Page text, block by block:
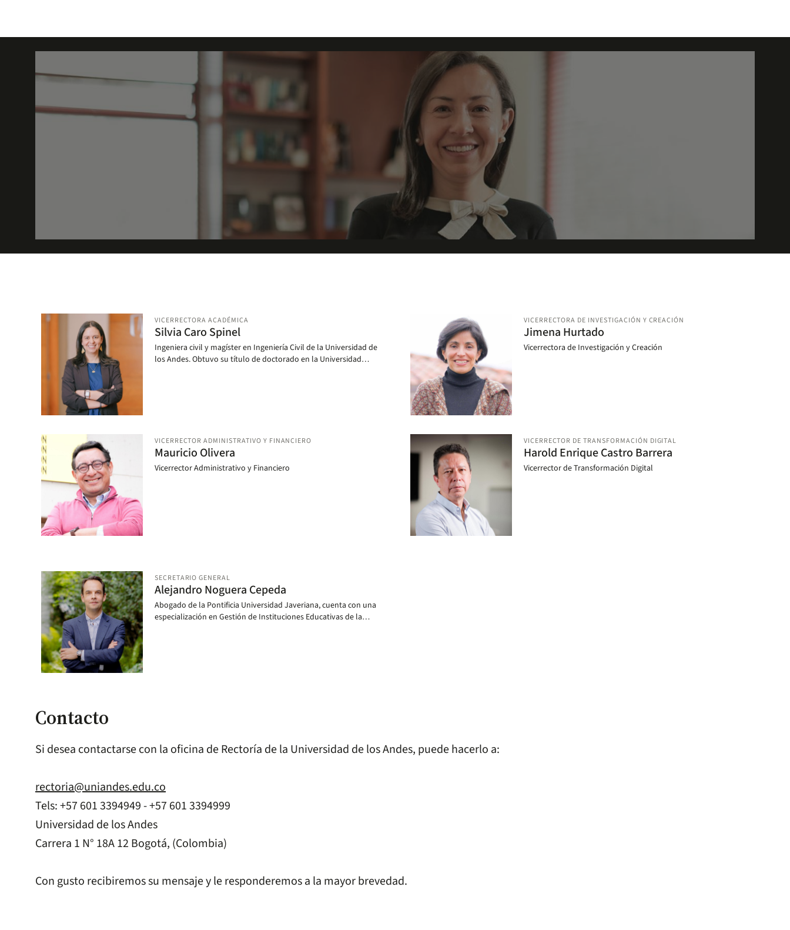
Conoce más
VICERRECTORA ACADÉMICA
Silvia Caro Spinel
Ingeniera civil y magíster en Ingeniería Civil de la Universidad de
los Andes. Obtuvo su título de doctorado en la Universidad
VICERRECTORA DE INVESTIGACIÓN Y CREACIÓN
Jimena Hurtado
Vicerrectora de Investigación y Creación
VICERRECTOR ADMINISTRATIVO Y FINANCIERO
Mauricio Olivera
Vicerrector Administrativo y Financiero
VICERRECTOR DE TRANSFORMACIÓN DIGITAL
Harold Enrique Castro Barrera
Vicerrector de Transformación Digital
SECRETARIO GENERAL
Alejandro Noguera Cepeda
Abogado de la Pontificia Universidad Javeriana, cuenta con una
especialización en Gestión de Instituciones Educativas de la
Contacto
Si desea contactarse con la oficina de Rectoría de la Universidad de los Andes, puede hacerlo a:
rectoria@uniandes.edu.co
Tels: +57 601 3394949 - +57 601 3394999
Universidad de los Andes
Carrera 1 N° 18A 12 Bogotá, (Colombia)
Con gusto recibiremos su mensaje y le responderemos a la mayor brevedad.